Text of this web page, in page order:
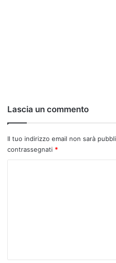
Lascia un commento
Il tuo indirizzo email non sarà
contrassegnati *